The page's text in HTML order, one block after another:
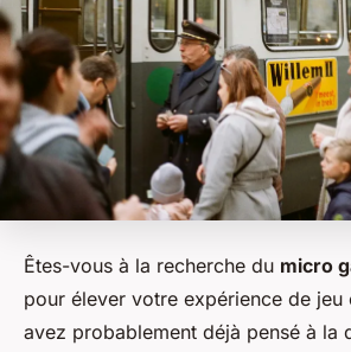
Êtes-vous à la recherche du micro
pour élever votre expérience de jeu
avez probablement déjà pensé à la